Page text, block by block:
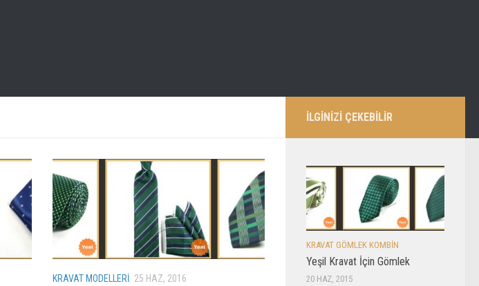
KRAVAT MODELLERI 25 HAZ, 2016
İLGİNİZİ ÇEKEBİLİR
KRAVAT GÖMLEK KOMBIN
Yeşil Kravat İçin Gömlek
20 HAZ, 2015